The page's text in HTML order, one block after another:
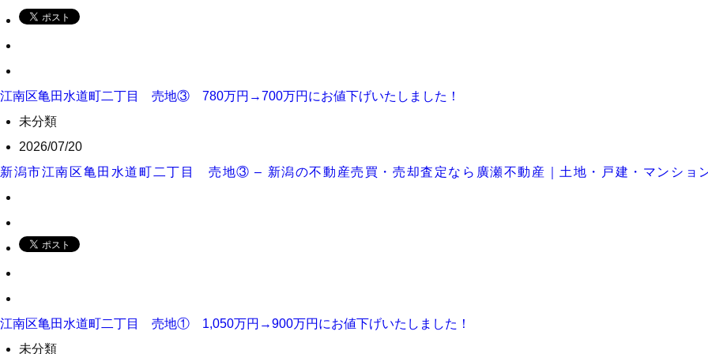
江南区亀田水道町二丁目 売地③ 780万円→700万円にお値下げいたしました！
未分類
2026/07/20
新潟市江南区亀田水道町二丁目 売地③ – 新潟の不動産売買・売却査定なら廣瀬不動産｜土地・戸建・マンショ
江南区亀田水道町二丁目 売地① 1,050万円→900万円にお値下げいたしました！
未分類